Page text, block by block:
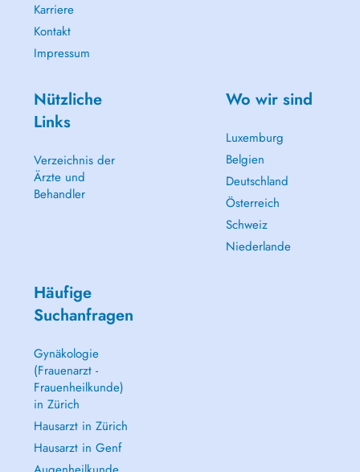
Karriere
Kontakt
Impressum
Nützliche
Links
Verzeichnis der
Ärzte und
Behandler
Wo wir sind
Luxemburg
Belgien
Deutschland
Österreich
Schweiz
Niederlande
Häufige
Suchanfragen
Gynäkologie
(Frauenarzt -
Frauenheilkunde)
in Zürich
Hausarzt in Zürich
Hausarzt in Genf